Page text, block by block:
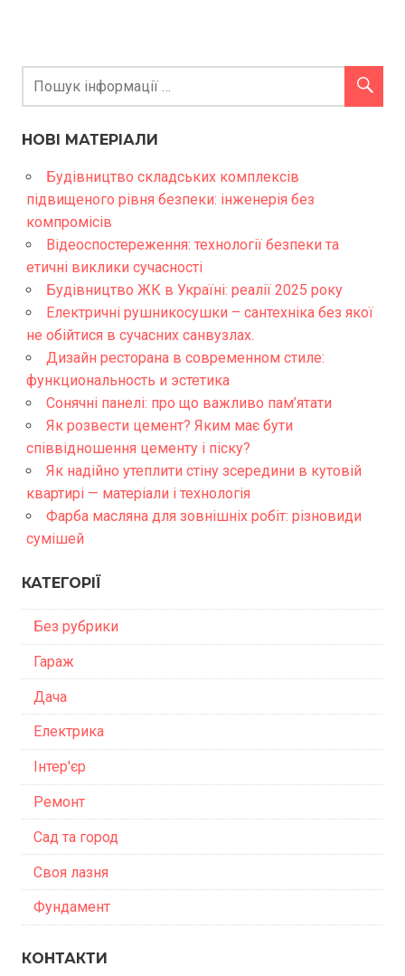
НОВІ МАТЕРІАЛИ
Будівництво складських комплексів
підвищеного рівня безпеки: інженерія без
компромісів
Відеоспостереження: технології безпеки та
етичні виклики сучасності
Будівництво ЖК в Україні: реалії 2025 року
Електричні рушникосушки – сантехніка без якої
не обійтися в сучасних санвузлах.
Дизайн ресторана в современном стиле:
функциональность и эстетика
Сонячні панелі: про що важливо пам’ятати
Як розвести цемент? Яким має бути
співвідношення цементу і піску?
Як надійно утеплити стіну зсередини в кутовій
квартирі — матеріали і технологія
Фарба масляна для зовнішніх робіт: різновиди
сумішей
КАТЕГОРІЇ
Без рубрики
Гараж
Дача
Електрика
Інтер'єр
Ремонт
Сад та город
Своя лазня
Фундамент
КОНТАКТИ